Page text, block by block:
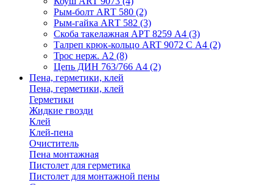
Рым-болт АRТ 580 (2)
Рым-гайка АRТ 582 (3)
Скоба такелажная АРТ 8259 А4 (3)
Талреп крюк-кольцо ART 9072 С A4 (2)
Трос нерж. А2 (8)
Цепь ДИН 763/766 А4 (2)
Пена, герметики, клей
Пена, герметики, клей
Герметики
Жидкие гвозди
Клей
Клей-пена
Очиститель
Пена монтажная
Пистолет для герметика
Пистолет для монтажной пены